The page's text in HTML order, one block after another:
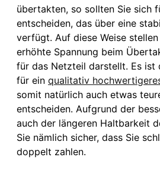
übertakten, so sollten Sie sich
entscheiden, das über eine
verfügt. Auf diese Weise
erhöhte Spannung beim
für das Netzteil darstellt. Es ist
für ein qualitativ
somit natürlich auch etwas
entscheiden. Aufgrund der
auch der längeren Haltbarkeit
Sie nämlich sicher, dass Sie
doppelt zahlen.